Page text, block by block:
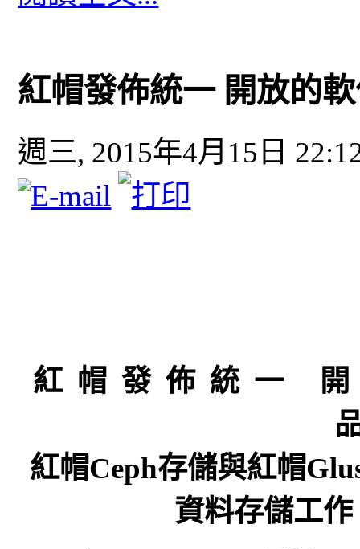
紅帽發佈統一 開放的
週三, 2015年4月15日
紅 帽 發 佈 統 一 開
紅帽Ceph存儲與紅帽
資料存儲工